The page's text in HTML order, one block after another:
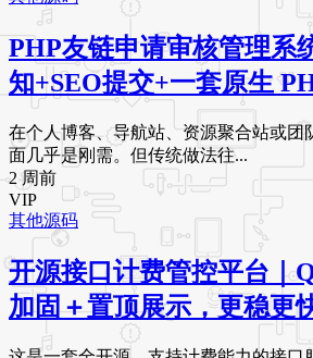
PHP友链申请审核管理系
知+SEO提交+一套原生
在个人博客、导航站、资源聚合站或团
面几乎是刚需。但传统做法往...
2 周前
VIP
其他源码
开源接口计费管控平台｜
加固＋置顶展示，更稳更